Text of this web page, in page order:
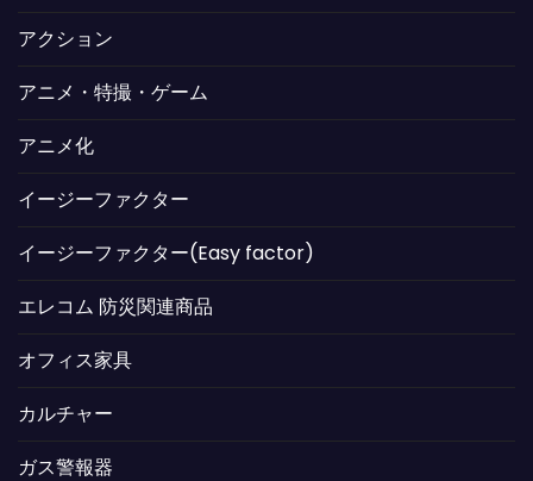
アクション
アニメ・特撮・ゲーム
アニメ化
イージーファクター
イージーファクター(Easy factor)
エレコム 防災関連商品
オフィス家具
カルチャー
ガス警報器